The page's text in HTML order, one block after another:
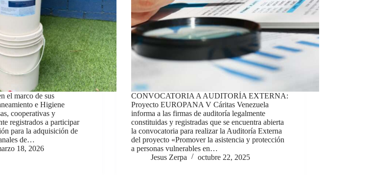
el marco de sus
e Higiene
cooperativas y
registrados a participar
para la adquisición de
de…
18, 2026
CONVOCATORIA A AUDITORÍA EXTERNA:
Proyecto EUROPANA V Cáritas Venezuela
informa a las firmas de auditoría legalmente
constituidas y registradas que se encuentra abierta
la convocatoria para realizar la Auditoría Externa
del proyecto «Promover la asistencia y protección
a personas vulnerables en…
Jesus Zerpa
octubre 22, 2025